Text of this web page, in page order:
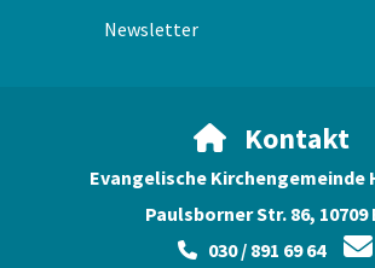
Newsletter
Kontakt
Evangelische Kirchengemeinde
Paulsborner Str. 86, 10709
030 / 891 69 64 